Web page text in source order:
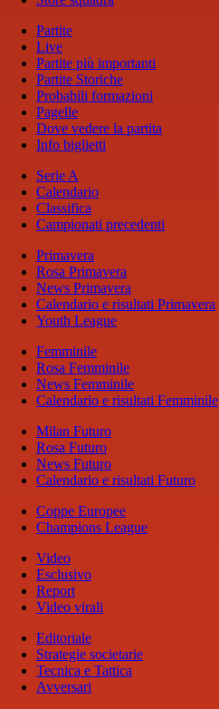
Partite
Live
Partite più importanti
Partite Storiche
Probabili formazioni
Pagelle
Dove vedere la partita
Info biglietti
Serie A
Calendario
Classifica
Campionati precedenti
Primavera
Rosa Primavera
News Primavera
Calendario e risultati Primavera
Youth League
Femminile
Rosa Femminile
News Femminile
Calendario e risultati Femminile
Milan Futuro
Rosa Futuro
News Futuro
Calendario e risultati Futuro
Coppe Europee
Champions League
Video
Esclusivo
Report
Video virali
Editoriale
Strategie societarie
Tecnica e Tattica
Avversari